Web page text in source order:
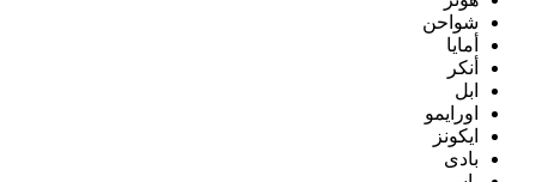
شواحن
أمايا
أنكر
ابل
اورايمو
ايكونز
بادى